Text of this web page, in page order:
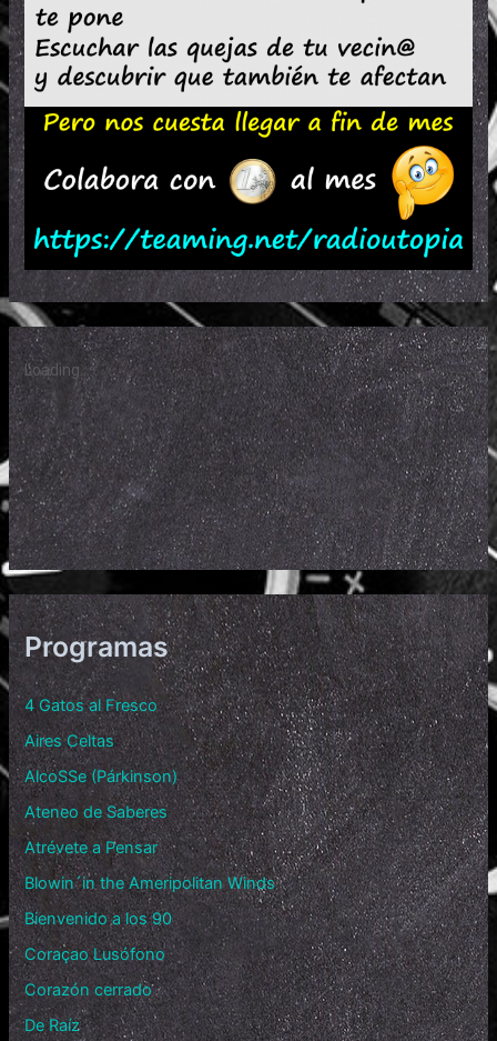
Programas
4 Gatos al Fresco
Aires Celtas
AlcoSSe (Párkinson)
Ateneo de Saberes
Atrévete a Pensar
Blowin´in the Ameripolitan Winds
Bienvenido a los 90
Coraçao Lusófono
Corazón cerrado
De Raíz